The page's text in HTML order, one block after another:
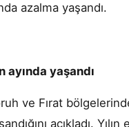
azalma yaşandı.
yaşandı
ve Fırat
açıkladı.